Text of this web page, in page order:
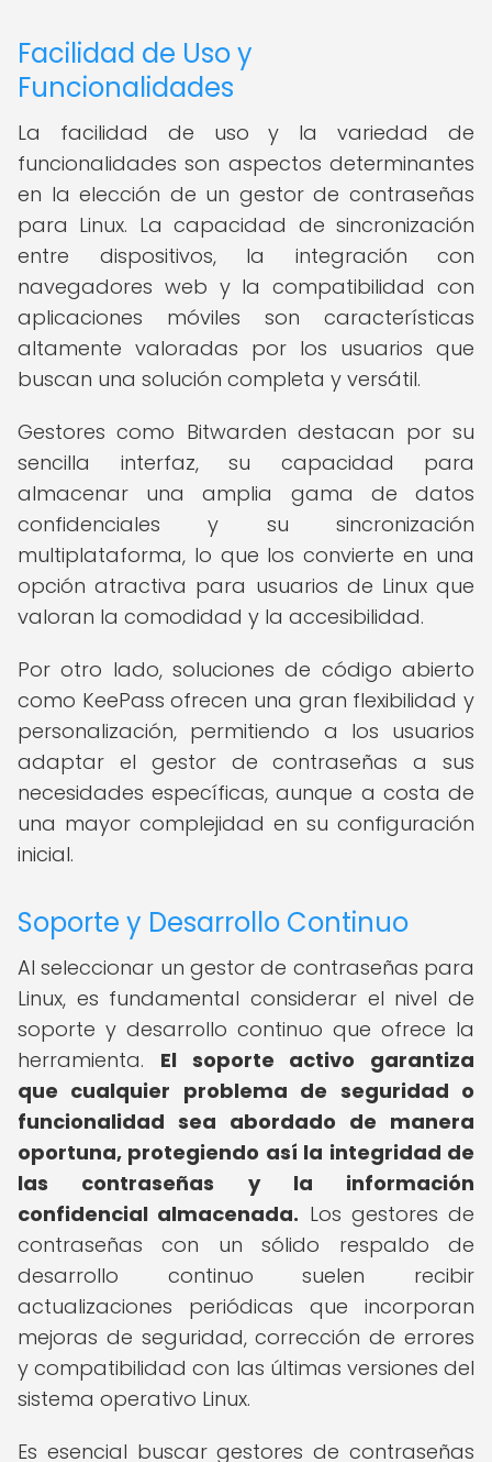
Facilidad de Uso y
Funcionalidades
La facilidad de uso y la variedad de
funcionalidades son aspectos determinantes
en la elección de un gestor de contraseñas
para Linux. La capacidad de sincronización
entre dispositivos, la integración con
navegadores web y la compatibilidad con
aplicaciones móviles son características
altamente valoradas por los usuarios que
buscan una solución completa y versátil.
Gestores como Bitwarden destacan por su
sencilla interfaz, su capacidad para
almacenar una amplia gama de datos
confidenciales y su sincronización
multiplataforma, lo que los convierte en una
opción atractiva para usuarios de Linux que
valoran la comodidad y la accesibilidad.
Por otro lado, soluciones de código abierto
como KeePass ofrecen una gran flexibilidad y
personalización, permitiendo a los usuarios
adaptar el gestor de contraseñas a sus
necesidades específicas, aunque a costa de
una mayor complejidad en su configuración
inicial.
Soporte y Desarrollo Continuo
Al seleccionar un gestor de contraseñas para
Linux, es fundamental considerar el nivel de
soporte y desarrollo continuo que ofrece la
herramienta. El soporte activo garantiza
que cualquier problema de seguridad o
funcionalidad sea abordado de manera
oportuna, protegiendo así la integridad de
las contraseñas y la información
confidencial almacenada. Los gestores de
contraseñas con un sólido respaldo de
desarrollo continuo suelen recibir
actualizaciones periódicas que incorporan
mejoras de seguridad, corrección de errores
y compatibilidad con las últimas versiones del
sistema operativo Linux.
Es esencial buscar gestores de contraseñas